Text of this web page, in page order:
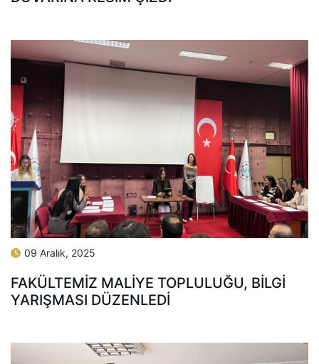
09 Aralık, 2025
FAKÜLTEMIZ MALIYE TOPLULUĞU, BILGI
YARIŞMASI DÜZENLEDI